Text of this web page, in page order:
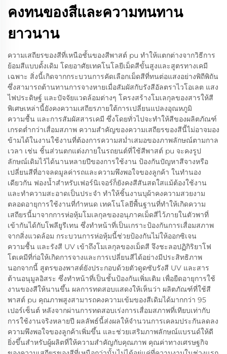
คงทนของสีและความทนทาน
ยาวนาน
ความเสถียรของสีที่เหนือชั้นของสีพาสต์ pu ทำให้แตกต่างจากวิธีการ
ย้อมสีแบบดั้งเดิม โดยอาศัยเทคโนโลยีเม็ดสีขั้นสูงและสูตรทางเคมี
เฉพาะ สิ่งนี้เกิดจากกระบวนการคัดเลือกเม็ดสีที่ทนต่อแสงอย่างพิถีพิถัน
ซึ่งสามารถต้านทานการจางหายเมื่อสัมผัสกับรังสีอัลตราไวโอเลต แสง
ไฟประดิษฐ์ และปัจจัยแวดล้อมต่างๆ โครงสร้างโมเลกุลของสารให้สี
พิเศษเหล่านี้ยังคงความเสถียรภายใต้การเปลี่ยนแปลงอุณหภูมิ
ความชื้น และการสัมผัสสารเคมี ซึ่งโดยทั่วไปจะทำให้สีของผลิตภัณฑ์
เกรดต่ำกว่าเสื่อมสภาพ ความสำคัญของความเสถียรของสีนี้ไม่อาจมอง
ข้ามได้ในงานใช้งานที่ต้องการความสม่ำเสมอของภาพลักษณ์ตามกาล
เวลา เช่น ชิ้นส่วนตกแต่งภายในรถยนต์ที่ใช้สีพาสต์ pu จะคงรูป
ลักษณ์เดิมไว้ได้นานหลายปีของการใช้งาน ป้องกันปัญหาสีจางหรือ
เปลี่ยนสีที่อาจลดมูลค่ารถและความพึงพอใจของลูกค้า ในทำนอง
เดียวกัน ฟองน้ำสำหรับเฟอร์นิเจอร์ก็ยังคงสีสันสดใสแม้ต้องใช้งาน
และทำความสะอาดเป็นประจำ ทำให้ชิ้นงานบุผ้าคงความสวยงาม
ตลอดอายุการใช้งานที่กำหนด เทคโนโลยีพื้นฐานที่ทำให้เกิดความ
เสถียรนี้มาจากการห่อหุ้มโมเลกุลของอนุภาคเม็ดสีไว้ภายในตัวพาที่
เข้ากันได้กับโพลียูรีเทน ซึ่งทำหน้าที่เป็นเกราะป้องกันการเสื่อมสภาพ
จากสิ่งแวดล้อม กระบวนการห่อหุ้มนี้ช่วยป้องกันไม่ให้ออกซิเจน
ความชื้น และรังสี UV เข้าถึงโมเลกุลของเม็ดสี จึงชะลอปฏิกิริยาโฟ
โตเคมีที่ก่อให้เกิดการจางและการเปลี่ยนสีได้อย่างมีประสิทธิภาพ
นอกจากนี้ สูตรของพาสต์ยังประกอบด้วยตัวดูดซับรังสี UV และสาร
ต้านอนุมูลอิสระ ซึ่งทำหน้าที่เป็นชั้นป้องกันเพิ่มเติม เพื่อยืดอายุการใช้
งานของสีให้นานขึ้น ผลการทดสอบแสดงให้เห็นว่า ผลิตภัณฑ์ที่ใช้สี
พาสต์ pu คุณภาพสูงสามารถคงความเข้มของสีเดิมได้มากกว่า 95
เปอร์เซ็นต์ หลังจากผ่านการทดสอบเร่งการเสื่อมสภาพที่เทียบเท่ากับ
การใช้งานจริงหลายปี ผลลัพธ์นี้ส่งผลให้จำนวนการเคลมประกันลดลง
ความพึงพอใจของลูกค้าเพิ่มขึ้น และช่วยเสริมภาพลักษณ์แบรนด์ให้ดี
ยิ่งขึ้นสำหรับผู้ผลิตที่ให้ความสำคัญกับคุณภาพ คุณค่าทางเศรษฐกิจ